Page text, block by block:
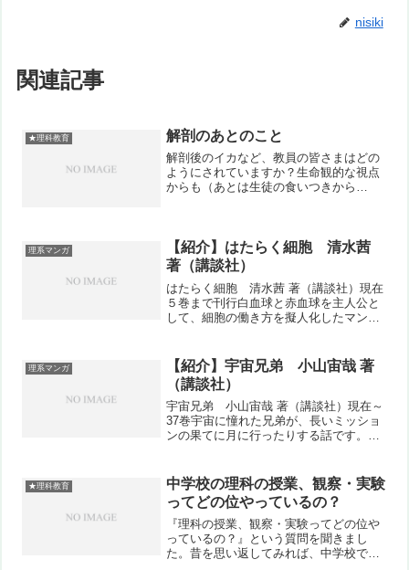
nisiki
関連記事
★理科教育 解剖のあとのこと
解剖後のイカなど、教員の皆さまはどの
ようにされていますか？生命観的な視点
からも（あとは生徒の食いつきから
（特に今はコロナ禍ということ...
理系マンガ
【紹介】はたらく細胞 清水茜
著（講談社）
はたらく細胞 清水茜 著（講談社）現在
５巻まで刊行白血球と赤血球を主人公と
して、細胞の働き方を擬人化したマン
は、専門の方からの突っ込みも入ること
多いです。最初の巻が出た時...
理系マンガ
【紹介】宇宙兄弟 小山宙哉 著
（講談社）
宇宙兄弟 小山宙哉 著（講談社）現在～
37巻宇宙に憧れた兄弟が、長いミッショ
ンの果てに月に行ったりする話です。か
の年代の設定なので、現段階ではここま
で実用化できていない...
★理科教育
中学校の理科の授業、観察・実験
ってどの位やっているの？
『理科の授業、観察・実験ってどの位や
っているの？』という質問を聞きまし
た。昔を思い返してみれば、中学校では